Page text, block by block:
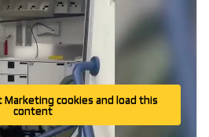
Marketing cookies and load this
content